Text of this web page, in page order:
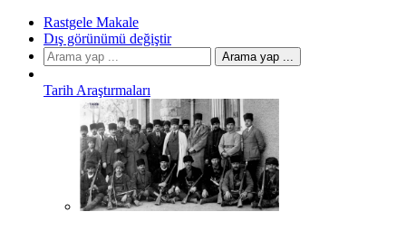
Rastgele Makale
Dış görünümü değiştir
Arama yap ...
Tarih Araştırmaları